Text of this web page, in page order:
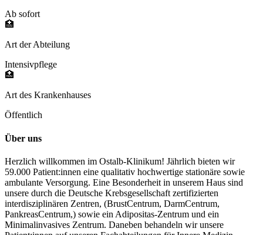
Ab sofort
🏥
Art der Abteilung
Intensivpflege
🏥
Art des Krankenhauses
Öffentlich
Über uns
Herzlich willkommen im Ostalb-Klinikum! Jährlich bieten wir
59.000 Patient:innen eine qualitativ hochwertige stationäre sowie
ambulante Versorgung. Eine Besonderheit in unserem Haus sind
unsere durch die Deutsche Krebsgesellschaft zertifizierten
interdisziplinären Zentren, (BrustCentrum, DarmCentrum,
PankreasCentrum,) sowie ein Adipositas-Zentrum und ein
Minimalinvasives Zentrum. Daneben behandeln wir unsere